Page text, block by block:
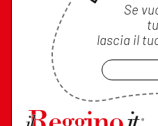
Se
lascia il